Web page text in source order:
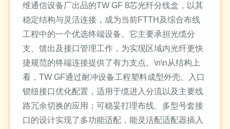
维通信设备厂出品的TW GF 8芯光纤分线盒，以其
稳定结构与灵活连接，成为当前FTTH及综合布线
工程中的一个优选终端设备。它主要承担光缆分
支、馈出及接口管理工作，为实现区域内光纤更快
捷规范的终端连接提供了有力支点。\n\n从结构上
看，TW GF通过耐冲设备工程塑料成型外壳、入口
锁纽接口优化配置，适用于缆进入分流以及主要线
路冗余切换的应用；可稳妥打理布线、多型号套接
口的设计实现了多功能适配，能灵活配适配器插入